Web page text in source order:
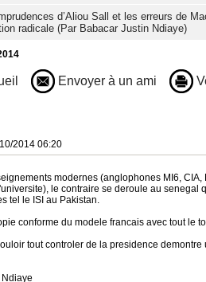
d’Aliou Sall et les erreurs de
radicale (Par Babacar Justin Ndiaye)
Envoyer à un ami
2014 06:20
modernes (anglophones MI6,
le contraire se deroule au senegal
tel le ISI au Pakistan.
conforme du modele francais avec tout le
tout controler de la presidence